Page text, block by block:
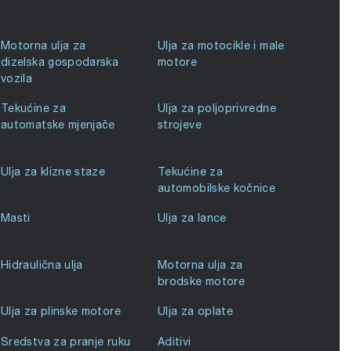
Motorna ulja za
dizelska gospodarska
vozila
Ulja za motocikle i male
motore
Tekućine za
automatske mjenjače
Ulja za poljoprivredne
strojeve
Ulja za klizne staze
Tekućine za
automobilske kočnice
Masti Ulja za lance
Hidraulična ulja
Motorna ulja za
brodske motore
Ulja za plinske motore Ulja za oplate
Sredstva za pranje ruku Aditivi